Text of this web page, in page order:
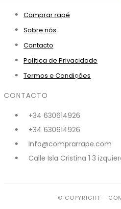
Comprar rapé
Sobre nós
Contacto
Política de Privacidade
Termos e Condições
CONTACTO
+34 630614926
+34 630614926
Info@comprarrape.com
Calle Isla Cristina 1 3
© COPYRIGHT –